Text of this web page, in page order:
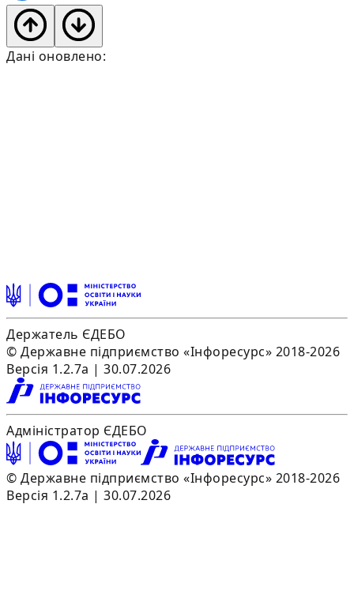
Дані оновлено:
Держатель ЄДЕБО
© Державне підприємство «Інфоресурс» 2018-2026
Версія 1.2.7a | 30.07.2026
Адміністратор ЄДЕБО
© Державне підприємство «Інфоресурс» 2018-2026
Версія 1.2.7a | 30.07.2026